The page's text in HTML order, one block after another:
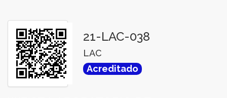
21-LAC-038
LAC
Acreditado